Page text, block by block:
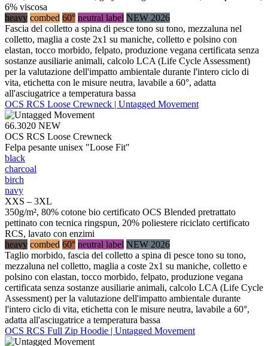
6% viscosa
heavy combed 60° neutral label NEW 2026
Fascia del colletto a spina di pesce tono su tono, mezzaluna nel
colletto, maglia a coste 2x1 su maniche, colletto e polsino con
elastan, tocco morbido, felpato, produzione vegana certificata senza
sostanze ausiliarie animali, calcolo LCA (Life Cycle Assessment)
per la valutazione dell'impatto ambientale durante l'intero ciclo di
vita, etichetta con le misure neutra, lavabile a 60°, adatta
all'asciugatrice a temperatura bassa
OCS RCS Loose Crewneck | Untagged Movement
66.3020 NEW
OCS RCS Loose Crewneck
Felpa pesante unisex "Loose Fit"
black
charcoal
birch
navy
XXS – 3XL
350g/m², 80% cotone bio certificato OCS Blended pretrattato
pettinato con tecnica ringspun, 20% poliestere riciclato certificato
RCS, lavato con enzimi
heavy combed 60° neutral label NEW 2026
Taglio morbido, fascia del colletto a spina di pesce tono su tono,
mezzaluna nel colletto, maglia a coste 2x1 su maniche, colletto e
polsino con elastan, tocco morbido, felpato, produzione vegana
certificata senza sostanze ausiliarie animali, calcolo LCA (Life Cycle
Assessment) per la valutazione dell'impatto ambientale durante
l'intero ciclo di vita, etichetta con le misure neutra, lavabile a 60°,
adatta all'asciugatrice a temperatura bassa
OCS RCS Full Zip Hoodie | Untagged Movement